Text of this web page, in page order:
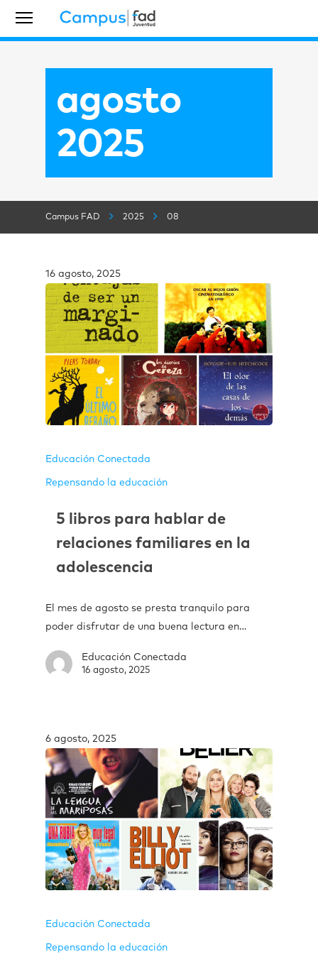
agosto
2025
Campus FAD 2025 08
16 agosto, 2025
Educación Conectada
Repensando la educación
5 libros para hablar de
relaciones familiares en la
adolescencia
El mes de agosto se presta tranquilo para
poder disfrutar de una buena lectura en…
Educación Conectada
16 agosto, 2025
6 agosto, 2025
Educación Conectada
Repensando la educación